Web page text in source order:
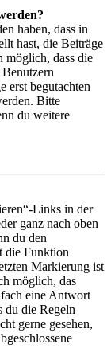
haben, dass in
hast, die Beiträge
möglich, dass die
erst begutachten
Bitte
du weitere
Links in der
ganz nach oben
du den
die Funktion
Markierung ist
möglich, das
eine Antwort
du die Regeln
gerne gesehen,